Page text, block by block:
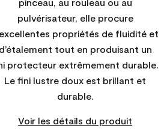
pinceau, au rouleau ou au
pulvérisateur, elle procure
propriétés de fluidité et
d’étalement tout en produisant un
protecteur extrêmement durable.
Le fini lustre doux est brillant et
durable.
Voir les détails du produit